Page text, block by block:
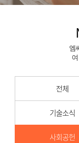
엠
전체
기술소식
사회공헌